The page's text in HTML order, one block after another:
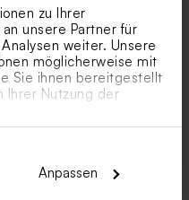
zu Ihrer
unsere Partner für
weiter. Unsere
möglicherweise mit
Sie ihnen bereitgestellt
Ihrer Nutzung der
Anpassen
Cloud Seifen - Eau de